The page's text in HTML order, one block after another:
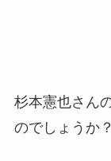
杉本憲也さん
のでしょうか？